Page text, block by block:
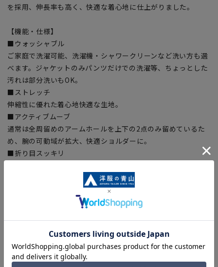
を採用、伸長率も高く、快適な着心地に仕上がりました。
【機能・仕様】
■ウォッシャブル
ご家庭で洗濯可能、洗濯機・シャワークリーンなど洗い方も選
べます。ジャケットのみパンツだけでの洗濯等、ちょっとした
汚れは部分洗いもOK。
■ストレッチ
伸縮性に優れた着心地快適な生地。
■アクティブムーブ
通常は全周留めのアームホールを上下の2点のみ留めているた
め、腕の可動域が拡大、快適ショルダーに。
■折り目スッキリ
この商品はリサイクル原料を使用し、プラスチック・スマート
に賛同しています。当製品は裏地の糸の一部にECOBLUE®を使
【シルエット】《細め(スリム)》 (当社比)